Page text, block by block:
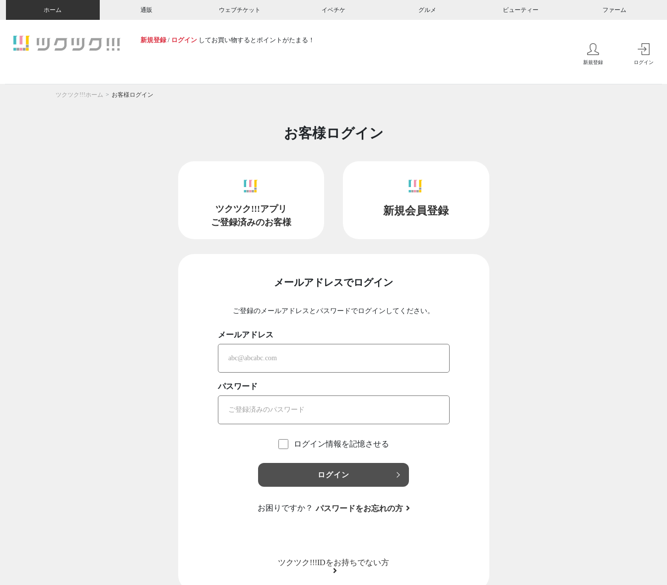
ホーム 通販 ウェブチケット イベチケ グルメ ビューティー ファーム
新規登録 / ログイン してお買い物するとポイントがたまる！
新規登録 ログイン
ツクツク!!!ホーム お客様ログイン
お客様ログイン
ツクツク!!!アプリ
ご登録済みのお客様
新規会員登録
メールアドレスでログイン
ご登録のメールアドレスとパスワードでログインしてください。
メールアドレス
パスワード
ログイン情報を記憶させる
ログイン
お困りですか？ パスワードをお忘れの方
ツクツク!!!IDをお持ちでない方